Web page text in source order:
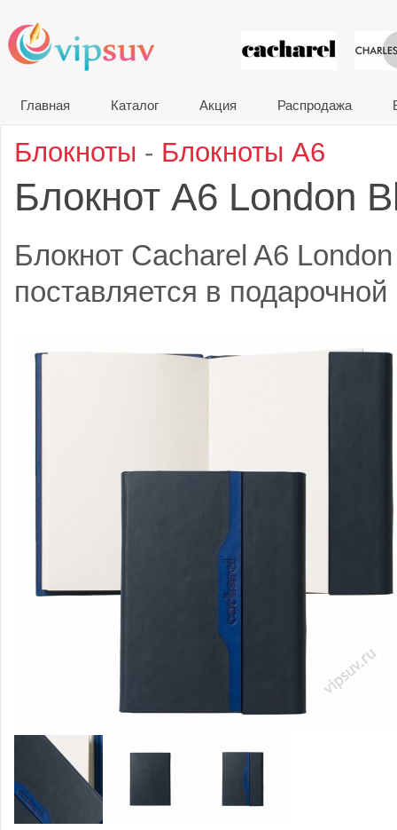
VIP
Главная Каталог Акция Распродажа
Блокноты - Блокноты A6
Блокнот A6 London
Блокнот Cacharel A6
поставляется в